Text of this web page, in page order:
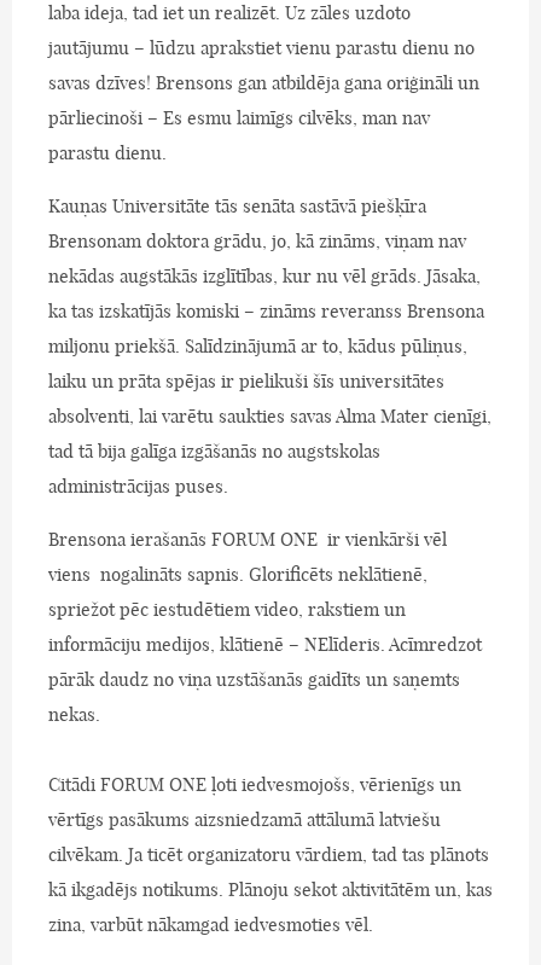
laba ideja, tad iet un realizēt. Uz zāles uzdoto
jautājumu – lūdzu aprakstiet vienu parastu dienu no
savas dzīves! Brensons gan atbildēja gana oriģināli un
pārliecinoši – Es esmu laimīgs cilvēks, man nav
parastu dienu.
Kauņas Universitāte tās senāta sastāvā piešķīra
Brensonam doktora grādu, jo, kā zināms, viņam nav
nekādas augstākās izglītības, kur nu vēl grāds. Jāsaka,
ka tas izskatījās komiski – zināms reveranss Brensona
miljonu priekšā. Salīdzinājumā ar to, kādus pūliņus,
laiku un prāta spējas ir pielikuši šīs universitātes
absolventi, lai varētu saukties savas Alma Mater cienīgi,
tad tā bija galīga izgāšanās no augstskolas
administrācijas puses.
Brensona ierašanās FORUM ONE ir vienkārši vēl
viens nogalināts sapnis. Glorificēts neklātienē,
spriežot pēc iestudētiem video, rakstiem un
informāciju medijos, klātienē – NElīderis. Acīmredzot
pārāk daudz no viņa uzstāšanās gaidīts un saņemts
nekas.
Citādi FORUM ONE ļoti iedvesmojošs, vērienīgs un
vērtīgs pasākums aizsniedzamā attālumā latviešu
cilvēkam. Ja ticēt organizatoru vārdiem, tad tas plānots
kā ikgadējs notikums. Plānoju sekot aktivitātēm un, kas
zina, varbūt nākamgad iedvesmoties vēl.